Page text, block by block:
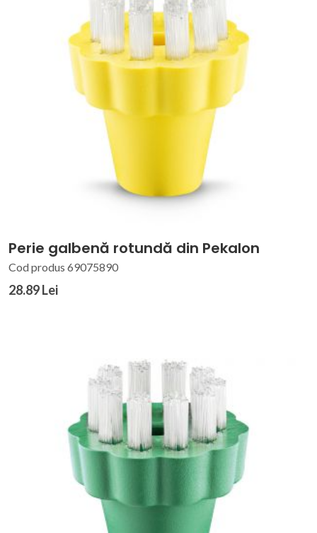
Perie galbenă rotundă din Pekalon
Cod produs 69075890
28.89 Lei